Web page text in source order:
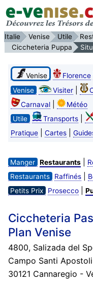
Italie Venise Utile
Ciccheteria Puppa
Venise Florence
Venise
Visiter|
Carnaval|
Météo
Utile
Transports|
Pratique| Cartes|
Manger Restaurants|
Restaurants Raffinés|
Petits Prix
Prosecco|
Ciccheteria
Plan Venise
4800, Salizada del
Campo Santi
30121 Cannaregio -